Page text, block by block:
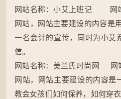
网站名称：小艾上班记 网
网站，网站主要建设的内容是
一名会计的宣传，同时为小艾
信。
网站名称：美兰氏时尚网 网
网站，网站主要建设的内容是
教会女孩们如何保养，如何穿